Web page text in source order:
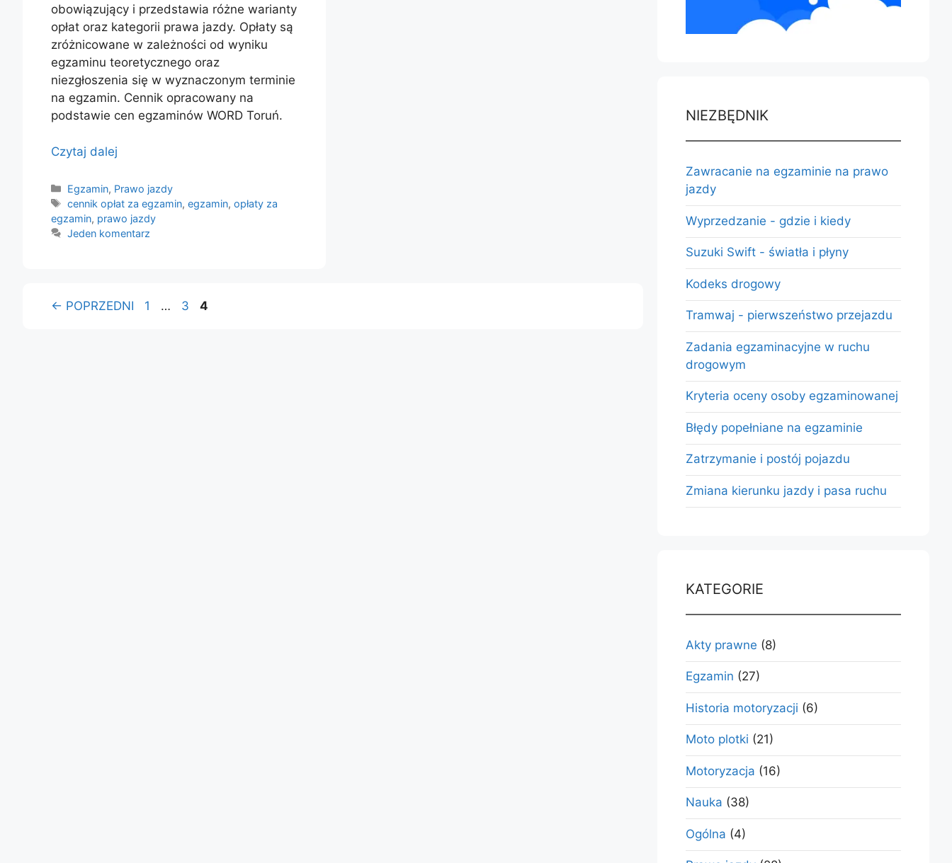
obowiązujący i przedstawia różne warianty
opłat oraz kategorii prawa jazdy. Opłaty są
zróżnicowane w zależności od wyniku
egzaminu teoretycznego oraz
niezgłoszenia się w wyznaczonym terminie
na egzamin. Cennik opracowany na
podstawie cen egzaminów WORD Toruń.
Czytaj dalej
Kategorie
Egzamin, Prawo jazdy
Tagi
cennik opłat za egzamin,egzamin,opłaty za
egzamin, prawo jazdy
Jeden komentarz
← POPRZEDNI Strona
1 … Strona
3 Strona
4
NIEZBĘDNIK
Zawracanie na egzaminie na prawo
jazdy
Wyprzedzanie - gdzie i kiedy
Suzuki Swift - światła i płyny
Kodeks drogowy
Tramwaj - pierwszeństwo przejazdu
Zadania egzaminacyjne w ruchu
drogowym
Kryteria oceny osoby egzaminowanej
Błędy popełniane na egzaminie
Zatrzymanie i postój pojazdu
Zmiana kierunku jazdy i pasa ruchu
KATEGORIE
Akty prawne (8)
Egzamin (27)
Historia motoryzacji (6)
Moto plotki (21)
Motoryzacja (16)
Nauka (38)
Ogólna (4)